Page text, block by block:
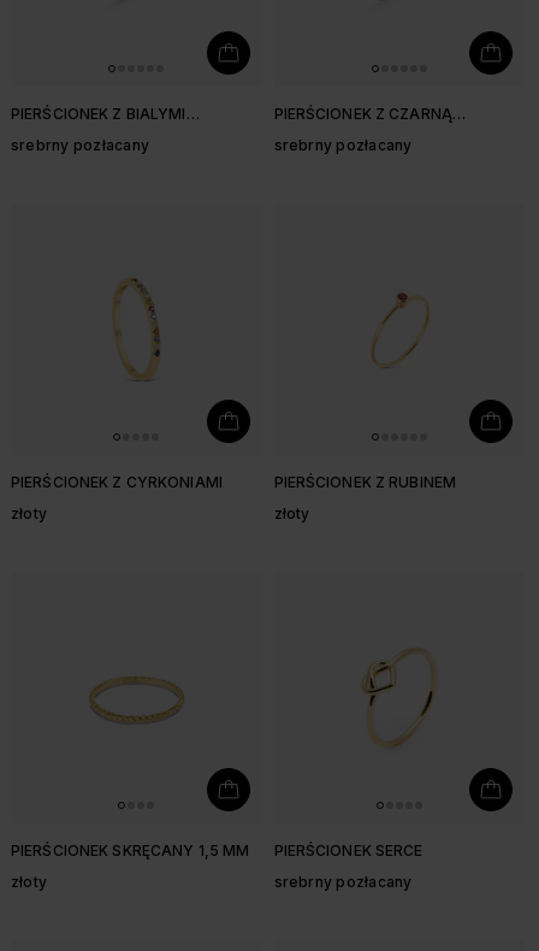
PIERŚCIONEK Z BIALYMI
srebrny pozłacany
PIERŚCIONEK Z CZARNĄ
srebrny pozłacany
PIERŚCIONEK Z CYRKONIAMI
złoty
PIERŚCIONEK Z RUBINEM
złoty
PIERŚCIONEK SKRĘCANY 1,5 MM
złoty
PIERŚCIONEK SERCE
srebrny pozłacany